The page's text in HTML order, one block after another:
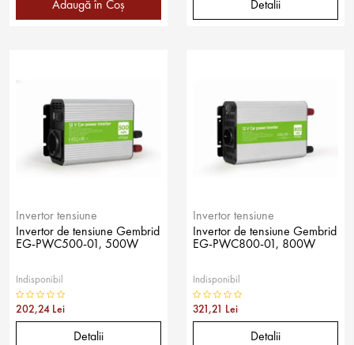
Adaugă în Coş Detalii
Invertor tensiune
Invertor de tensiune Gembrid
EG-PWC500-01, 500W
Indisponibil
202,24 Lei
Detalii
Invertor tensiune
Invertor de tensiune Gembrid
EG-PWC800-01, 800W
Indisponibil
321,21 Lei
Detalii